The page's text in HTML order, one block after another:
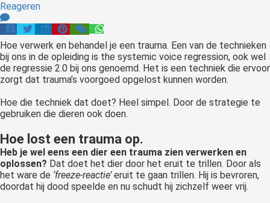
Reageren
Hoe verwerk en behandel je een trauma. Een van de technieken
bij ons in de opleiding is the systemic voice regression, ook wel
de regressie 2.0 bij ons genoemd. Het is een techniek die ervoor
zorgt dat trauma’s voorgoed opgelost kunnen worden.
Hoe die techniek dat doet? Heel simpel. Door de strategie te
gebruiken die dieren ook doen.
Hoe lost een trauma op.
Heb je wel eens een dier een trauma zien verwerken en
oplossen? Dat doet het dier door het eruit te trillen. Door als
het ware de ‘freeze-reactie’eruit te gaan trillen. Hij is bevroren,
doordat hij dood speelde en nu schudt hij zichzelf weer vrij.